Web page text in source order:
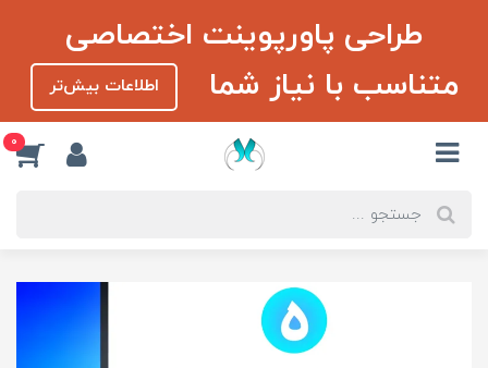
طراحی پاورپوینت اختصاصی
متناسب با نیاز شما
اطلاعات بیش‌تر
0